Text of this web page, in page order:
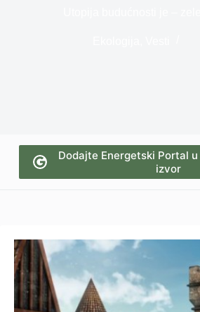
Dodajte Energetski Portal
izvor